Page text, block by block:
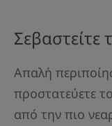
Σεβαστείτε
Απαλή
προστατεύετε
από την πιο